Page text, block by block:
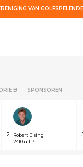
VAN
B SPONSOREN
2
Robert Elsing
2410 uit 7